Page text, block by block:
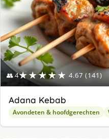
👥 4★★★★★ 4.67 (141)
Adana Kebab
Avondeten & hoofdgerechten